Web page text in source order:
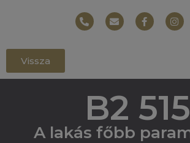
Vissza
B2 515
A lakás főbb